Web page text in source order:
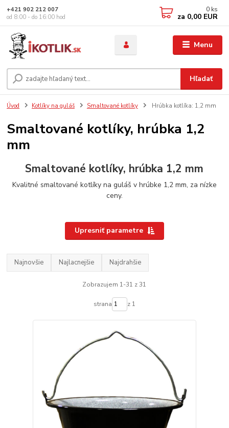
Menu
Hľadať
+421 902 212 007
od 8:00 - do 16:00 hod
0 ks
za 0,00 EUR
Úvod Kotlíky na guláš Smaltované kotlíky Hrúbka kotlíka: 1,2 mm
Smaltované kotlíky, hrúbka 1,2
mm
Smaltované kotlíky, hrúbka 1,2 mm
Kvalitné smaltované kotlíky na guláš v hrúbke 1,2 mm, za nízke
ceny.
Upresniť parametre
Najnovšie Najlacnejšie Najdrahšie
Zobrazujem 1-31 z 31
strana z 1